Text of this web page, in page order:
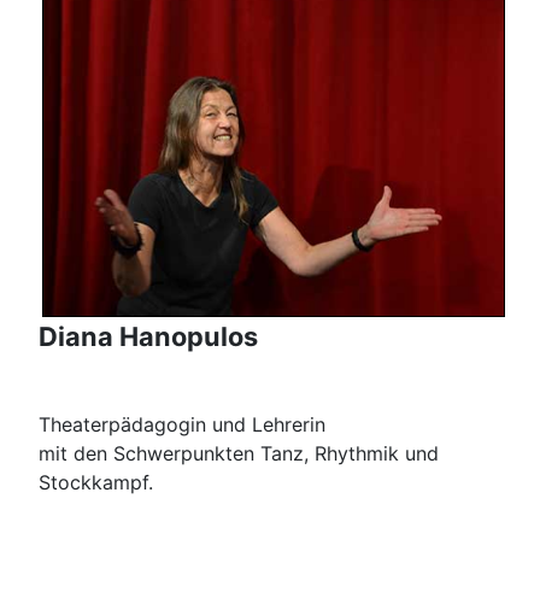
Diana Hanopulos
Theaterpädagogin und Lehrerin
mit den Schwerpunkten Tanz, Rhythmik und
Stockkampf.